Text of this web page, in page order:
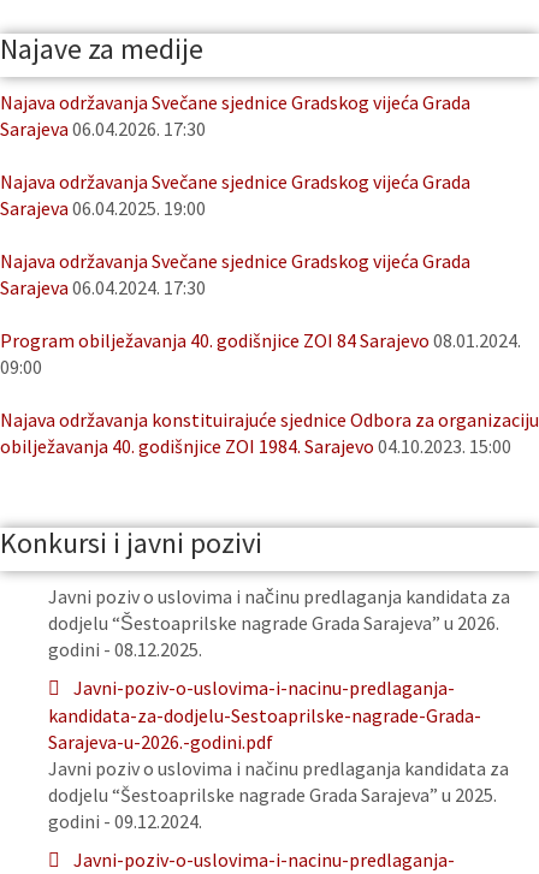
Najave za medije
Najava održavanja Svečane sjednice Gradskog vijeća Grada
Sarajeva 06.04.2026. 17:30
Najava održavanja Svečane sjednice Gradskog vijeća Grada
Sarajeva 06.04.2025. 19:00
Najava održavanja Svečane sjednice Gradskog vijeća Grada
Sarajeva 06.04.2024. 17:30
Program obilježavanja 40. godišnjice ZOI 84 Sarajevo 08.01.2024.
09:00
Najava održavanja konstituirajuće sjednice Odbora za organizaciju
obilježavanja 40. godišnjice ZOI 1984. Sarajevo 04.10.2023. 15:00
Konkursi i javni pozivi
Javni poziv o uslovima i načinu predlaganja kandidata za
dodjelu “Šestoaprilske nagrade Grada Sarajeva” u 2026.
godini - 08.12.2025.
Javni-poziv-o-uslovima-i-nacinu-predlaganja-
kandidata-za-dodjelu-Sestoaprilske-nagrade-Grada-
Sarajeva-u-2026.-godini.pdf
Javni poziv o uslovima i načinu predlaganja kandidata za
dodjelu “Šestoaprilske nagrade Grada Sarajeva” u 2025.
godini - 09.12.2024.
Javni-poziv-o-uslovima-i-nacinu-predlaganja-